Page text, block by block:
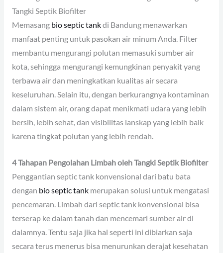
Tangki Septik Biofilter
Memasang bio septic tankdi Bandung menawarkan
manfaat penting untuk pasokan air minum Anda. Filter
membantu mengurangi polutan memasuki sumber air
kota, sehingga mengurangi kemungkinan penyakit yang
terbawa air dan meningkatkan kualitas air secara
keseluruhan. Selain itu, dengan berkurangnya kontaminan
dalam sistem air, orang dapat menikmati udara yang lebih
bersih, lebih sehat, dan visibilitas lanskap yang lebih baik
karena tingkat polutan yang lebih rendah.
4 Tahapan Pengolahan Limbah oleh Tangki Septik Biofilter
Penggantian septic tank konvensional dari batu bata
dengan bio septic tankmerupakan solusi untuk mengatasi
pencemaran. Limbah dari septic tank konvensional bisa
terserap ke dalam tanah dan mencemari sumber air di
dalamnya. Tentu saja jika hal seperti ini dibiarkan saja
secara terus menerus bisa menurunkan derajat kesehatan